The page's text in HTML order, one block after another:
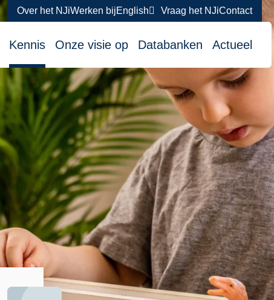
Over het NJiWerken bijEnglish Vraag het NJiContact
Kennis Onze visie op Databanken Actueel